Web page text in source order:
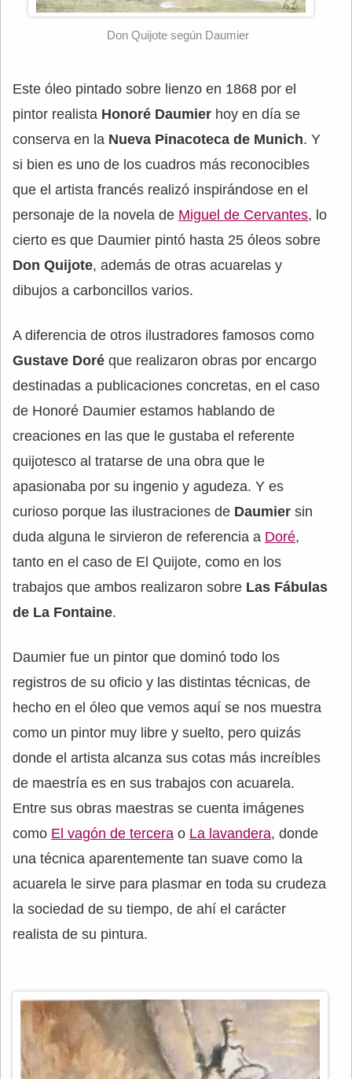
Don Quijote según Daumier
Este óleo pintado sobre lienzo en 1868 por el
pintor realista Honoré Daumier hoy en día se
conserva en la Nueva Pinacoteca de Munich. Y
si bien es uno de los cuadros más reconocibles
que el artista francés realizó inspirándose en el
personaje de la novela de Miguel de Cervantes, lo
cierto es que Daumier pintó hasta 25 óleos sobre
Don Quijote, además de otras acuarelas y
dibujos a carboncillos varios.
A diferencia de otros ilustradores famosos como
Gustave Doré que realizaron obras por encargo
destinadas a publicaciones concretas, en el caso
de Honoré Daumier estamos hablando de
creaciones en las que le gustaba el referente
quijotesco al tratarse de una obra que le
apasionaba por su ingenio y agudeza. Y es
curioso porque las ilustraciones de Daumier sin
duda alguna le sirvieron de referencia a Doré,
tanto en el caso de El Quijote, como en los
trabajos que ambos realizaron sobre Las Fábulas
de La Fontaine.
Daumier fue un pintor que dominó todo los
registros de su oficio y las distintas técnicas, de
hecho en el óleo que vemos aquí se nos muestra
como un pintor muy libre y suelto, pero quizás
donde el artista alcanza sus cotas más increíbles
de maestría es en sus trabajos con acuarela.
Entre sus obras maestras se cuenta imágenes
como El vagón de tercera o La lavandera, donde
una técnica aparentemente tan suave como la
acuarela le sirve para plasmar en toda su crudeza
la sociedad de su tiempo, de ahí el carácter
realista de su pintura.